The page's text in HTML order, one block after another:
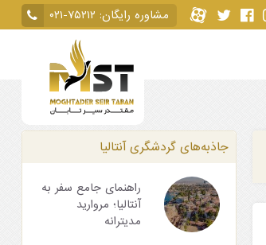
مشاوره رایگان: ۰۲۱-۷۵۲۱۲
جاذبه‌های گردشگری آنتالیا
راهنمای جامع سفر به
آنتالیا؛ مروارید
مدیترانه